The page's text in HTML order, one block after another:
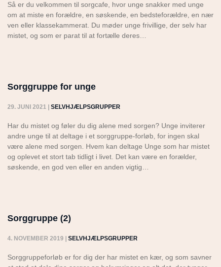
Så er du velkommen til sorgcafe, hvor unge snakker med unge
om at miste en forældre, en søskende, en bedsteforældre, en nær
ven eller klassekammerat. Du møder unge frivillige, der selv har
mistet, og som er parat til at fortælle deres…
Sorggruppe for unge
29. JUNI 2021 SELVHJÆLPSGRUPPER
Har du mistet og føler du dig alene med sorgen? Unge inviterer
andre unge til at deltage i et sorggruppe-forløb, for ingen skal
være alene med sorgen. Hvem kan deltage Unge som har mistet
og oplevet et stort tab tidligt i livet. Det kan være en forælder,
søskende, en god ven eller en anden vigtig…
Sorggruppe (2)
4. NOVEMBER 2019 SELVHJÆLPSGRUPPER
Sorggruppeforløb er for dig der har mistet en kær, og som savner